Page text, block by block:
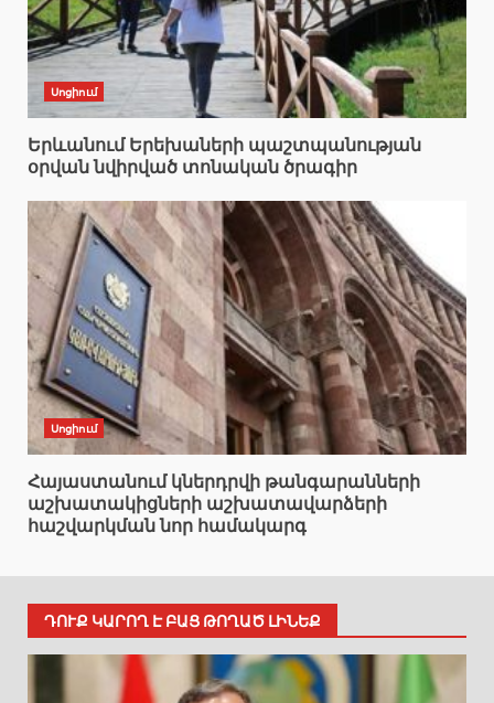
Սոցիում
Երևանում Երեխաների պաշտպանության
օրվան նվիրված տոնական ծրագիր
Սոցիում
Հայաստանում կներդրվի թանգարանների
աշխատակիցների աշխատավարձերի
հաշվարկման նոր համակարգ
ԴՈՒՔ ԿԱՐՈՂ Է ԲԱՑ ԹՈՂԱԾ ԼԻՆԵՔ